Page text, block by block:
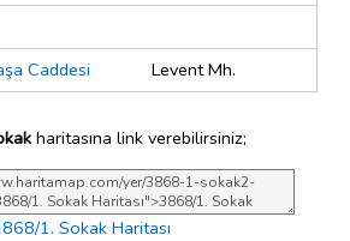
Caddesi
Levent Mh.
haritasına link verebilirsiniz;
1. Sokak Haritası